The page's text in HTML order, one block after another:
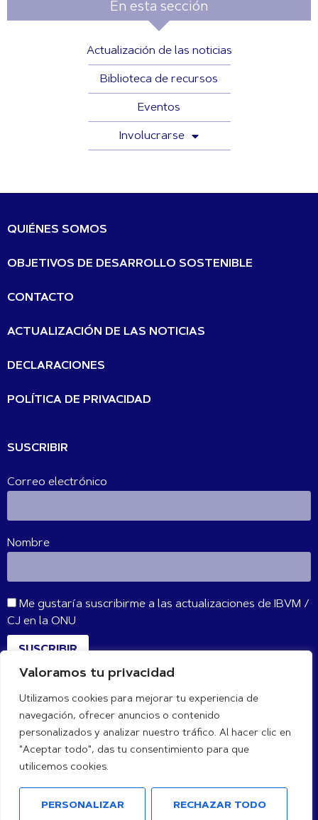
Valoramos tu privacidad
Utilizamos cookies para mejorar tu experiencia de
navegación, ofrecer anuncios o contenido
personalizados y analizar nuestro tráfico. Al hacer clic en
"Aceptar todo", das tu consentimiento para que
utilicemos cookies.
PERSONALIZAR RECHAZAR TODO
En esta sección
Actualización de las noticias
Biblioteca de recursos
Eventos
Involucrarse
QUIÉNES SOMOS
OBJETIVOS DE DESARROLLO SOSTENIBLE
CONTACTO
ACTUALIZACIÓN DE LAS NOTICIAS
DECLARACIONES
POLÍTICA DE PRIVACIDAD
SUSCRIBIR
Correo electrónico
Nombre
Me gustaría suscribirme a las actualizaciones de IBVM /
CJ en la ONU
SUSCRIBIR
CONÉCTATE CON NOSOTROS